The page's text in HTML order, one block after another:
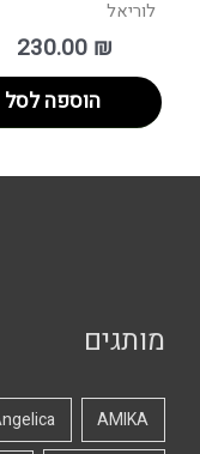
לוריאל
230.00 ₪
הוספה לסל
מותגים
AMIKA